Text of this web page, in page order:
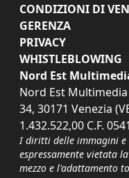
CONDIZIONI DI
GERENZA
PRIVACY
WHISTLEBLOWING
Nord Est
Nord Est Multimedia
34, 30171 Venezia
1.432.522,00 C.F.
I diritti delle immagini e
espressamente vietata
mezzo e l'adattamento